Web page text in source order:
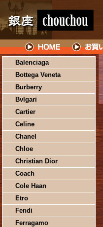
Balenciaga
Bottega Veneta
Burberry
Bvlgari
Cartier
Celine
Chanel
Chloe
Christian Dior
Coach
Cole Haan
Etro
Fendi
Ferragamo